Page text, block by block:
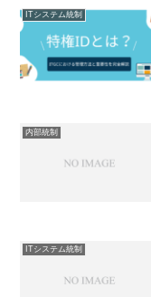
ITシステム統制
内部統制
ITシステム統制